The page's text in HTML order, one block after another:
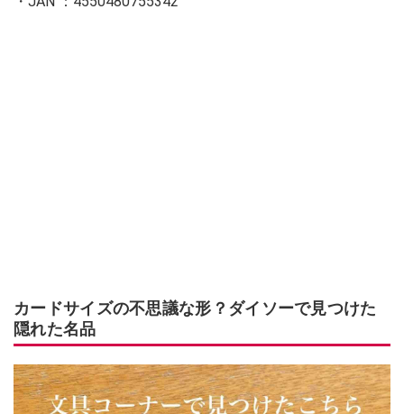
カードサイズの不思議な形？ダイソーで見つけた
隠れた名品